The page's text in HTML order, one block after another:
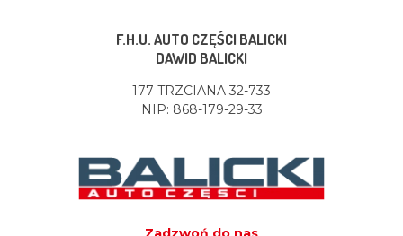
F.H.U. AUTO CZĘŚCI BALICKI
DAWID BALICKI
177 TRZCIANA 32-733
NIP: 868-179-29-33